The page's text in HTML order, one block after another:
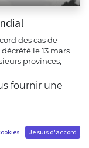
des cas de
le 13 mars
provinces,
fournir une
Je suis d'accord